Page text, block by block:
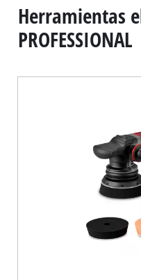
Herramientas
PROFESSIONAL